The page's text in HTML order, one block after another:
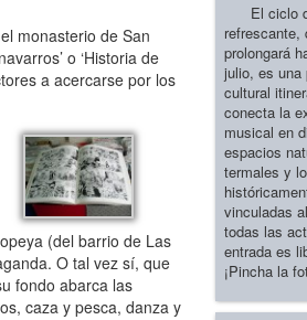
monasterio de San
o ‘Historia de
a acercarse por los
(del barrio de Las
O tal vez sí, que
fondo abarca las
caza y pesca, danza y
El ciclo
refrescante,
prolongará
julio, es una
cultural
conecta la
musical en
espacios
termales y
vinculadas
todas las
entrada es
¡Pincha la